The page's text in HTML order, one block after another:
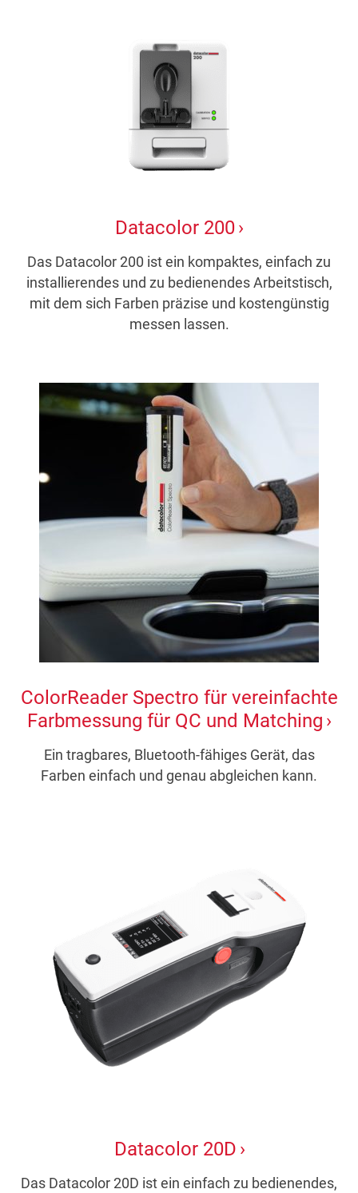
Datacolor 200
Das Datacolor 200 ist ein kompaktes, einfach zu
installierendes und zu bedienendes Arbeitstisch,
mit dem sich Farben präzise und kostengünstig
messen lassen.
ColorReader Spectro für vereinfachte
Farbmessung für QC und Matching
Ein tragbares, Bluetooth-fähiges Gerät, das
Farben einfach und genau abgleichen kann.
Datacolor 20D
Das Datacolor 20D ist ein einfach zu bedienendes,